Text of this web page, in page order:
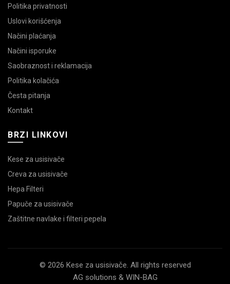
Politika privatnosti
Uslovi korišćenja
Načini plaćanja
Načini isporuke
Saobraznost i reklamacija
Politika kolačića
Česta pitanja
Kontakt
BRZI LINKOVI
Kese za usisivače
Creva za usisivače
Hepa Filteri
Papuče za usisivače
Zaštitne navlake i filteri pepela
© 2026 Kese za usisivače. All rights reserved
AG solutions & WIN-BAG